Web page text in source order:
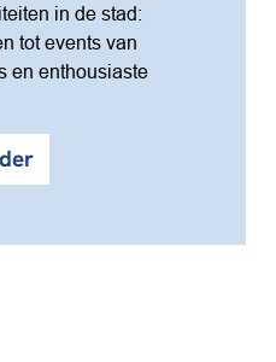
in de stad:
tot events van
en enthousiaste